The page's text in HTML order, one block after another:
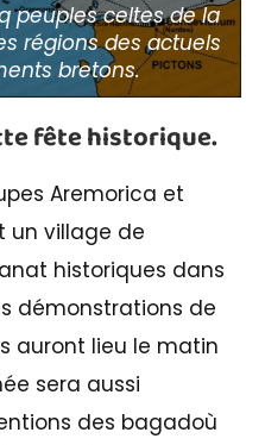
peuples celtes de la
régions des actuels
bretons.
fête historique.
Aremorica et
un village de
historiques dans
démonstrations de
auront lieu le matin
sera aussi
des bagadoù